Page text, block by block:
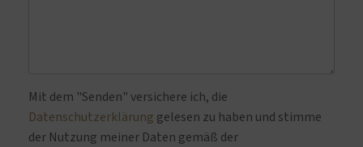
Bitte lasse dieses Feld leer.
Mit dem "Senden" versichere ich, die
Datenschutzerklärung gelesen zu haben und stimme
der Nutzung meiner Daten gemäß der